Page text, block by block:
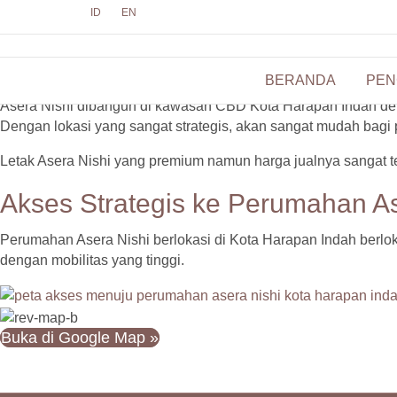
ID EN
BERANDA
Perumahan Berlokasi
di Kawasan CBD Kota
Asera Nishi dibangun di kawasan CBD Kota Harapan Indah
Dengan lokasi yang sangat strategis, akan sangat mudah
Letak Asera Nishi yang premium namun harga jualnya
Akses Strategis ke Perumahan
Perumahan Asera Nishi berlokasi di Kota Harapan Indah
dengan mobilitas yang tinggi.
Buka di Google Map »